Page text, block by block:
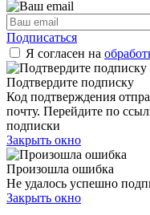
Подписаться
Я согласен на
Подтвердите подписку
Код подтверждения
почту. Перейдите по
подписки
Закрыть окно
Произошла ошибка
Не удалось успешно
Закрыть окно